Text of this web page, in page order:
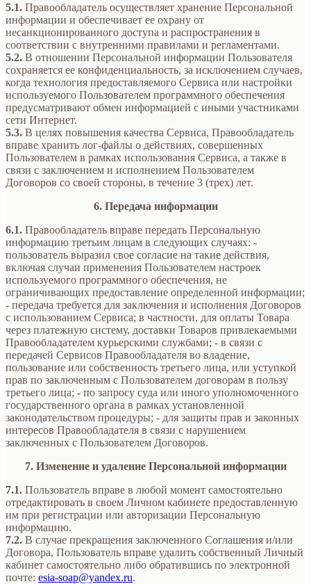
5.1. Правообладатель осуществляет хранение Персональной
информации и обеспечивает ее охрану от
несанкционированного доступа и распространения в
соответствии с внутренними правилами и регламентами.
5.2. В отношении Персональной информации Пользователя
сохраняется ее конфиденциальность, за исключением случаев,
когда технология предоставляемого Сервиса или настройки
используемого Пользователем программного обеспечения
предусматривают обмен информацией с иными участниками
сети Интернет.
5.3. В целях повышения качества Сервиса, Правообладатель
вправе хранить лог-файлы о действиях, совершенных
Пользователем в рамках использования Сервиса, а также в
связи с заключением и исполнением Пользователем
Договоров со своей стороны, в течение 3 (трех) лет.
6. Передача информации
6.1. Правообладатель вправе передать Персональную
информацию третьим лицам в следующих случаях: -
пользователь выразил свое согласие на такие действия,
включая случаи применения Пользователем настроек
используемого программного обеспечения, не
ограничивающих предоставление определенной информации;
- передача требуется для заключения и исполнения Договоров
с использованием Сервиса; в частности, для оплаты Товара
через платежную систему, доставки Товаров привлекаемыми
Правообладателем курьерскими службами; - в связи с
передачей Сервисов Правообладателя во владение,
пользование или собственность третьего лица, или уступкой
прав по заключенным с Пользователем договорам в пользу
третьего лица; - по запросу суда или иного уполномоченного
государственного органа в рамках установленной
законодательством процедуры; - для защиты прав и законных
интересов Правообладателя в связи с нарушением
заключенных с Пользователем Договоров.
7. Изменение и удаление Персональной информации
7.1. Пользователь вправе в любой момент самостоятельно
отредактировать в своем Личном кабинете предоставленную
им при регистрации или авторизации Персональную
информацию.
7.2. В случае прекращения заключенного Соглашения и/или
Договора, Пользователь вправе удалить собственный Личный
кабинет самостоятельно либо обратившись по электронной
почте: esia-soap@yandex.ru.